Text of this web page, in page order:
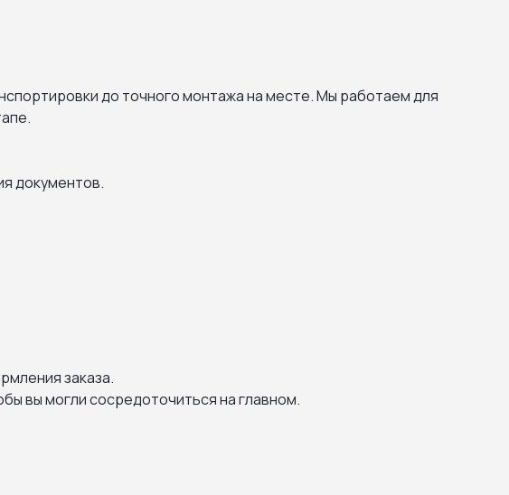
до точного монтажа на месте. Мы работаем для
документов.
заказа.
вы могли сосредоточиться на главном.